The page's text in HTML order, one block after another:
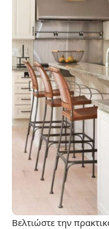
Βελτιώστε την